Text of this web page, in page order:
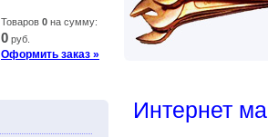
Товаров 0 на сумму:
0 руб.
Оформить заказ »
Интернет